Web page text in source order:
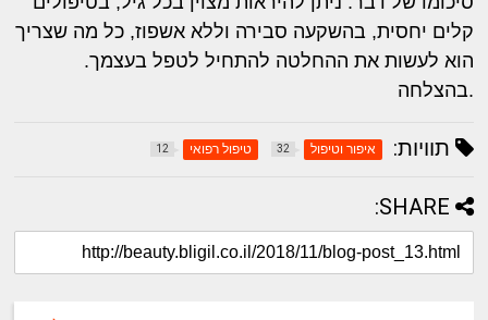
קלים יחסית, בהשקעה סבירה וללא אשפוז, כל מה שצריך
הוא לעשות את ההחלטה להתחיל לטפל בעצמך.
בהצלחה.
תוויות: איפור וטיפול 32 טיפול רפואי 12
SHARE: